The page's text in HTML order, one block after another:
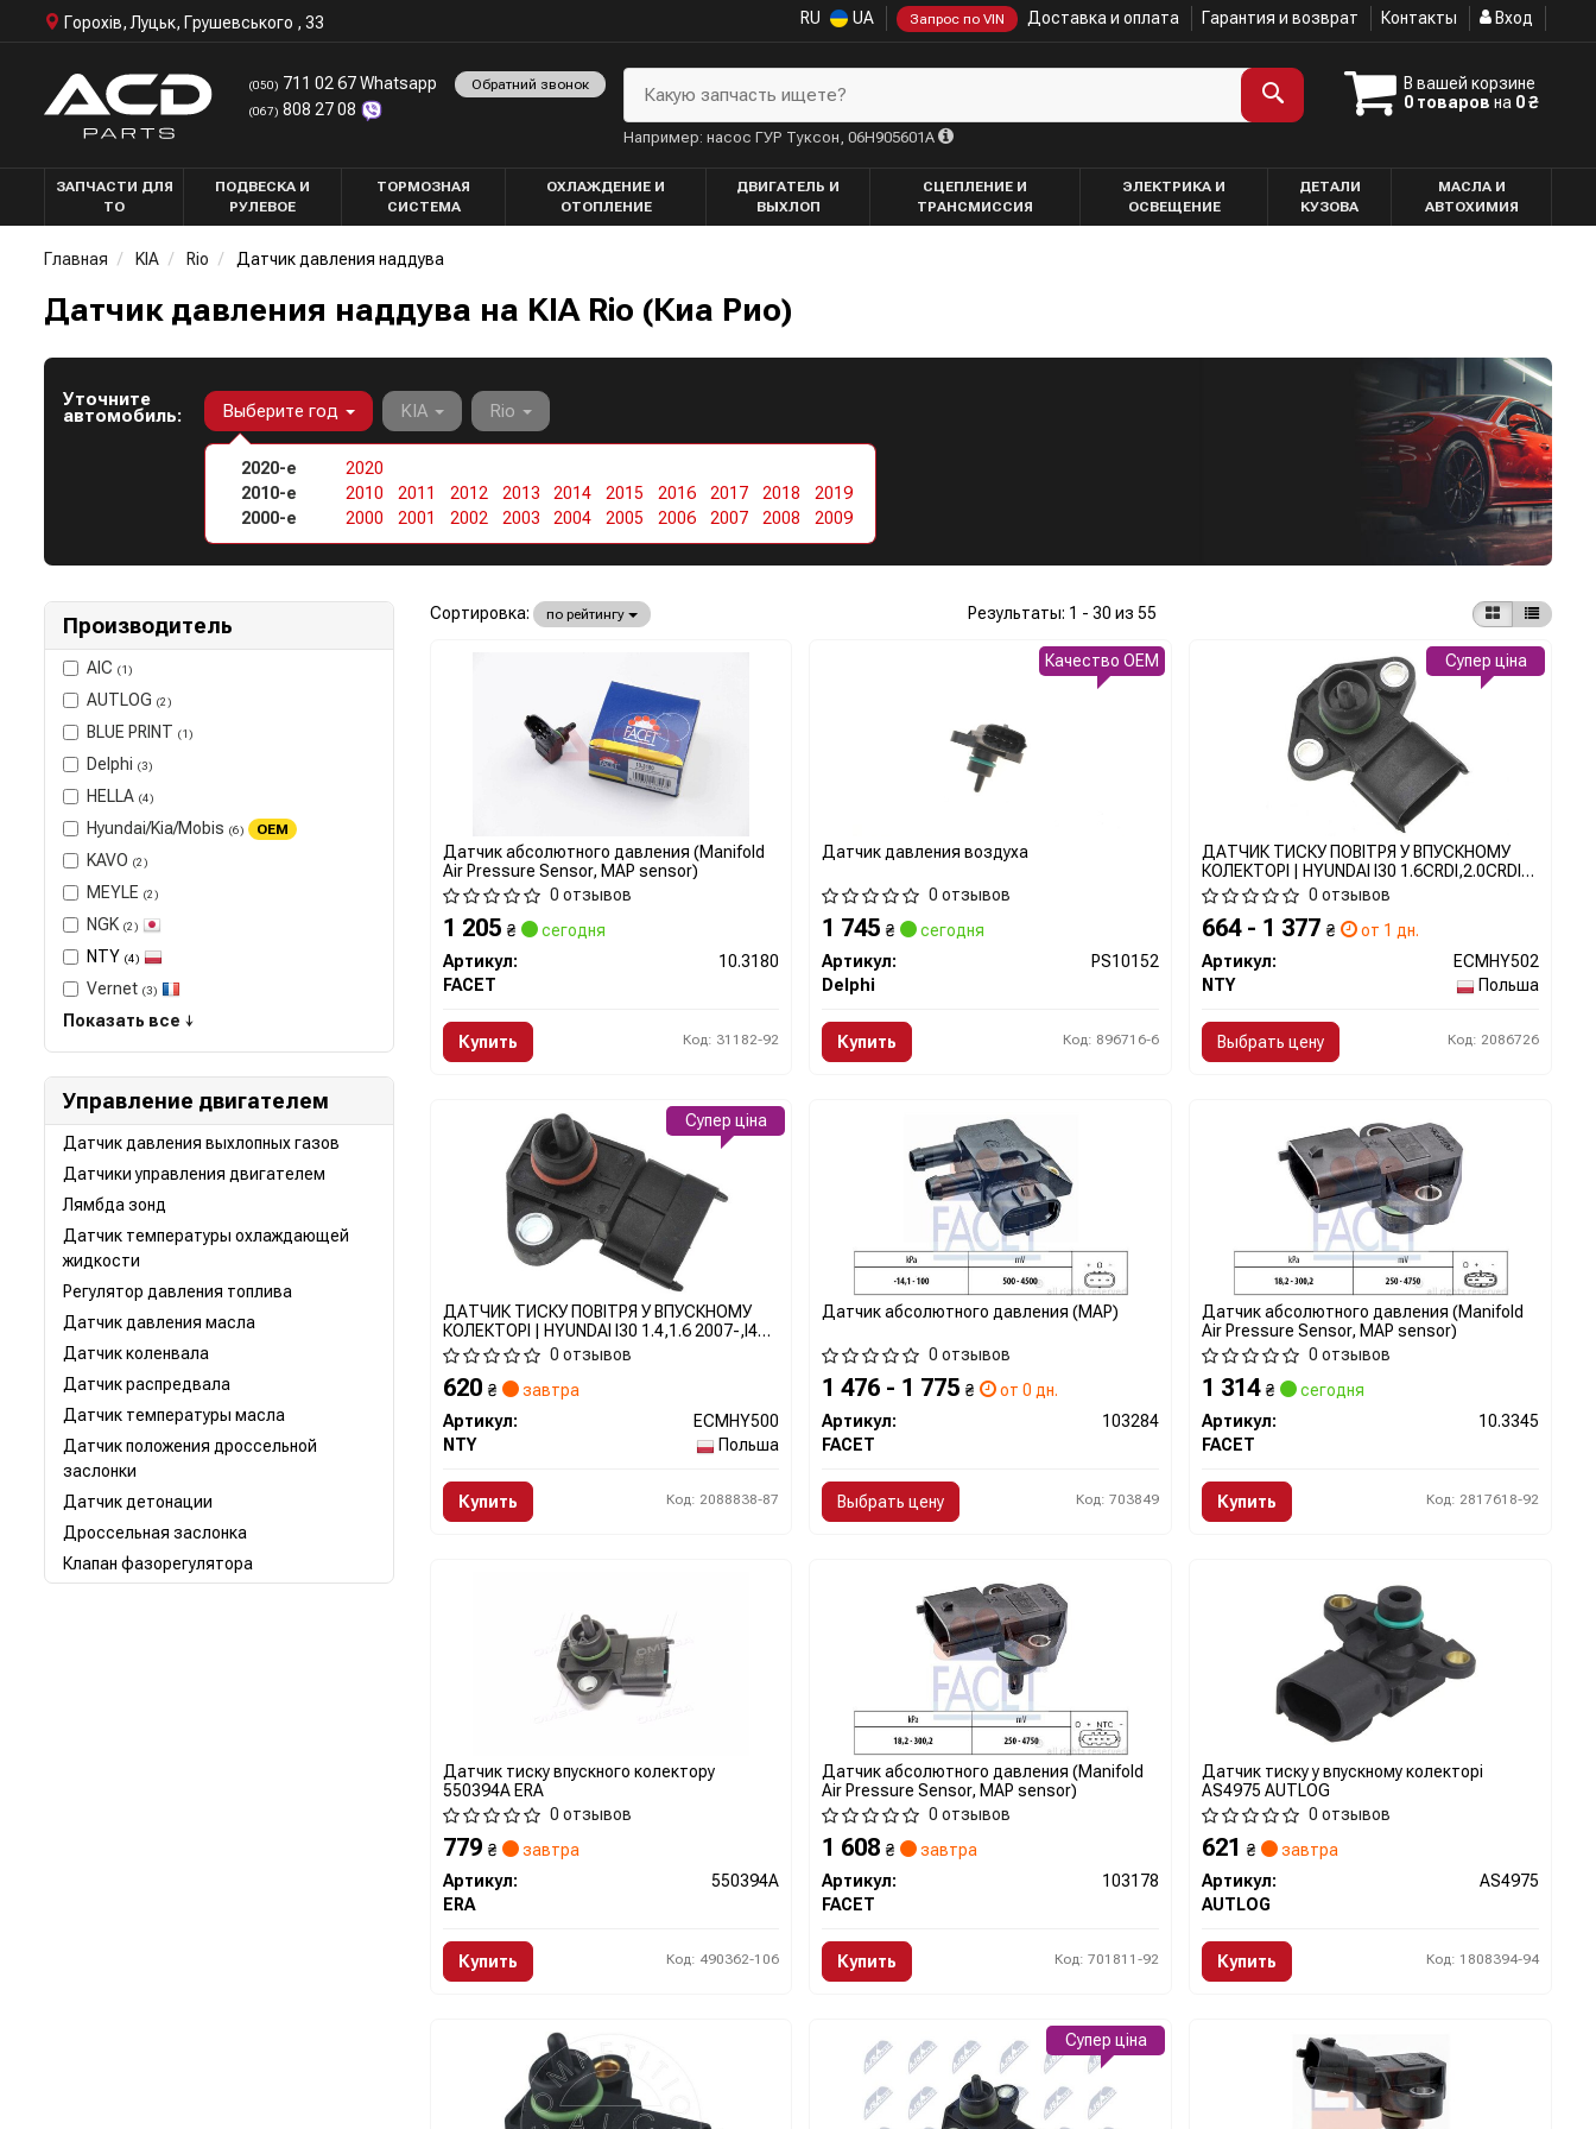
Горохів, Луцьк, Грушевського , 33 RU UA Запрос по VIN Доставка и оплата Гарантия и возврат Контакты Вход
(050) 711 02 67 Whatsapp
(067) 808 27 08
Обратний звонок
В вашей корзине
0 товаров на 0 ₴
Какую запчасть ищете?
Например: насос ГУР Туксон, 06H905601A
ЗАПЧАСТИ ДЛЯ
ТО
ПОДВЕСКА И
РУЛЕВОЕ
ТОРМОЗНАЯ
СИСТЕМА
ОХЛАЖДЕНИЕ И
ОТОПЛЕНИЕ
ДВИГАТЕЛЬ И
ВЫХЛОП
СЦЕПЛЕНИЕ И
ТРАНСМИССИЯ
ЭЛЕКТРИКА И
ОСВЕЩЕНИЕ
ДЕТАЛИ
КУЗОВА
МАСЛА И
АВТОХИМИЯ
Главная KIA Rio Датчик давления наддува
Датчик давления наддува на KIA Rio (Киа Рио)
Уточните
автомобиль: Выберите год
2020-е
2020
2010-е
2010 2011 2012 2013 2014 2015 2016 2017 2018
2019
2000-е
2000 2001 2002 2003 2004 2005 2006 2007 2008 2009
KIA Rio
Производитель
AIC (1)
AUTLOG (2)
BLUE PRINT (1)
Delphi (3)
HELLA (4)
Hyundai/Kia/Mobis (6) OEM
KAVO (2)
MEYLE (2)
NGK (2)
NTY (4)
Vernet (3)
Показать все ↓
Управление двигателем
Датчик давления выхлопных газов
Датчики управления двигателем
Лямбда зонд
Датчик температуры охлаждающей
жидкости
Регулятор давления топлива
Датчик давления масла
Датчик коленвала
Датчик распредвала
Датчик температуры масла
Датчик положения дроссельной
заслонки
Датчик детонации
Дроссельная заслонка
Клапан фазорегулятора
Сортировка: по рейтингу Результаты: 1 - 30 из 55
Датчик абсолютного давления (Manifold
Air Pressure Sensor, MAP sensor)
0 отзывов
1 205 ₴
сегодня
Артикул:
10.3180
FACET
Купить Код: 31182-92
Датчик давления воздуха
0 отзывов
1 745₴
сегодня
Артикул:
PS10152
Delphi
Купить Код: 896716-6
Качество OEM
ДАТЧИК ТИСКУ ПОВІТРЯ У ВПУСКНОМУ
КОЛЕКТОРІ | HYUNDAI I30 1.6CRDI,2.0CRDI
2007-,I40 1.7CRDI 2012-,IX35
1.7CRDI,2.0CRDI 2010-,KIA CEED
1.6CRDI,2.0CRDI 2006-,RIO 1.1CRDI,1.4CRDI
ECMHY502 NTY
0 отзывов
664 - 1 377₴
от 1 дн.
Артикул:
ECMHY502
NTY
Польша
Выбрать цену Код: 2086726
Супер ціна
ДАТЧИК ТИСКУ ПОВІТРЯ У ВПУСКНОМУ
КОЛЕКТОРІ | HYUNDAI I30 1.4,1.6 2007-,I40
1.6GDI 2012-,IX35 1.6,2.0 2010-,KIA CEED
1.4,1.6 2007-,SPORTAGE 1.6,2.0 2010-
ECMHY500 NTY
0 отзывов
620 ₴
завтра
Артикул:
ECMHY500
NTY
Польша
Купить Код: 2088838-87
Супер ціна
Датчик абсолютного давления (MAP)
0 отзывов
1 476 - 1 775₴
от 0 дн.
Артикул:
103284
FACET
Выбрать цену Код: 703849
Датчик абсолютного давления (Manifold
Air Pressure Sensor, MAP sensor)
0 отзывов
1 314₴
сегодня
Артикул:
10.3345
FACET
Купить Код: 2817618-92
Датчик тиску впускного колектору
550394A ERA
0 отзывов
779 ₴
завтра
Артикул:
550394A
ERA
Купить Код: 490362-106
Датчик абсолютного давления (Manifold
Air Pressure Sensor, MAP sensor)
0 отзывов
1 608₴
завтра
Артикул:
103178
FACET
Купить Код: 701811-92
Датчик тиску у впускному колекторі
AS4975 AUTLOG
0 отзывов
621₴
завтра
Артикул:
AS4975
AUTLOG
Купить Код: 1808394-94
Супер ціна